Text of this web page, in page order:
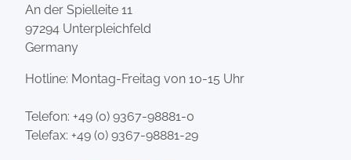
An der Spielleite 11
97294 Unterpleichfeld
Germany
Hotline: Montag-Freitag von 10-15 Uhr
Telefon: +49 (0) 9367-98881-0
Telefax: +49 (0) 9367-98881-29